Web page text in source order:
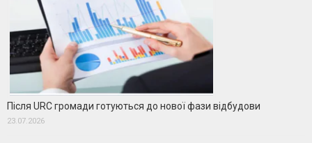
Після URC громади готуються до нової фази відбудови
23.07.2026